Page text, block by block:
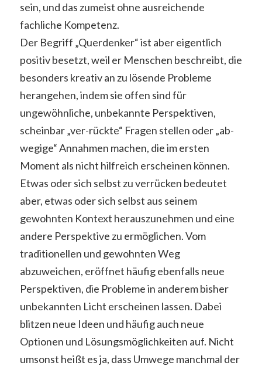
sein, und das zumeist ohne ausreichende
fachliche Kompetenz.
Der Begriff „Querdenker“ ist aber eigentlich
positiv besetzt, weil er Menschen beschreibt, die
besonders kreativ an zu lösende Probleme
herangehen, indem sie offen sind für
ungewöhnliche, unbekannte Perspektiven,
scheinbar „ver-rückte“ Fragen stellen oder „ab-
wegige“ Annahmen machen, die im ersten
Moment als nicht hilfreich erscheinen können.
Etwas oder sich selbst zu verrücken bedeutet
aber, etwas oder sich selbst aus seinem
gewohnten Kontext herauszunehmen und eine
andere Perspektive zu ermöglichen. Vom
traditionellen und gewohnten Weg
abzuweichen, eröffnet häufig ebenfalls neue
Perspektiven, die Probleme in anderem bisher
unbekannten Licht erscheinen lassen. Dabei
blitzen neue Ideen und häufig auch neue
Optionen und Lösungsmöglichkeiten auf. Nicht
umsonst heißt es ja, dass Umwege manchmal der